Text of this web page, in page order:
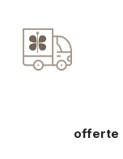
offerte